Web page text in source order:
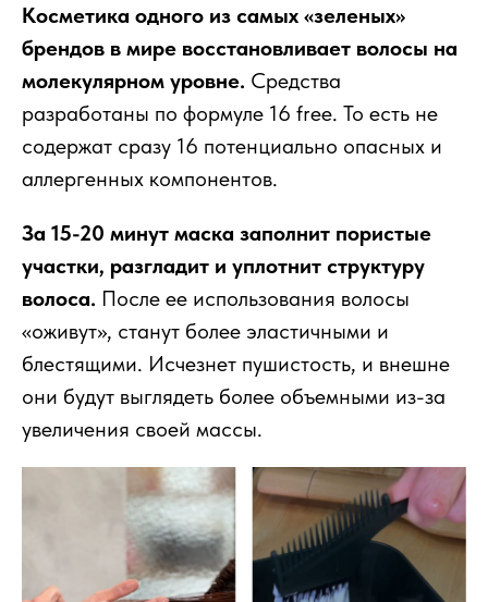
Косметика одного из самых «зеленых»
брендов в мире восстановливает волосы на
молекулярном уровне. Средства
разработаны по формуле 16 free. То есть не
содержат сразу 16 потенциально опасных и
аллергенных компонентов.
За 15-20 минут маска заполнит пористые
участки, разгладит и уплотнит структуру
волоса. После ее использования волосы
«оживут», станут более эластичными и
блестящими. Исчезнет пушистость, и внешне
они будут выглядеть более объемными из-за
увеличения своей массы.